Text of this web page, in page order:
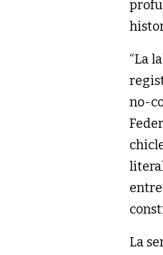
“La
no-
La